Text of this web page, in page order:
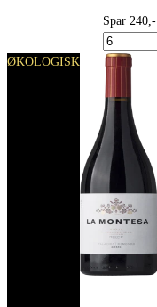
Spar 240,-
ØKOLOGISK